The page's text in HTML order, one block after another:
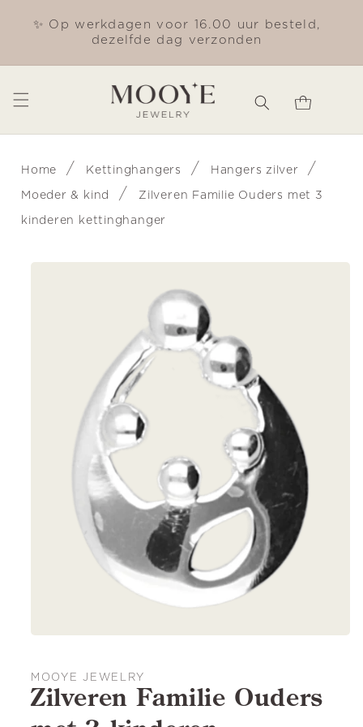
naar de
✨ Op werkdagen voor 16.00 uur besteld,
dezelfde dag verzonden
Winkelwagen
Home / Kettinghangers / Hangers zilver /
Moeder & kind / Zilveren Familie Ouders met 3
kinderen kettinghanger
MOOYE JEWELRY
Zilveren Familie Ouders